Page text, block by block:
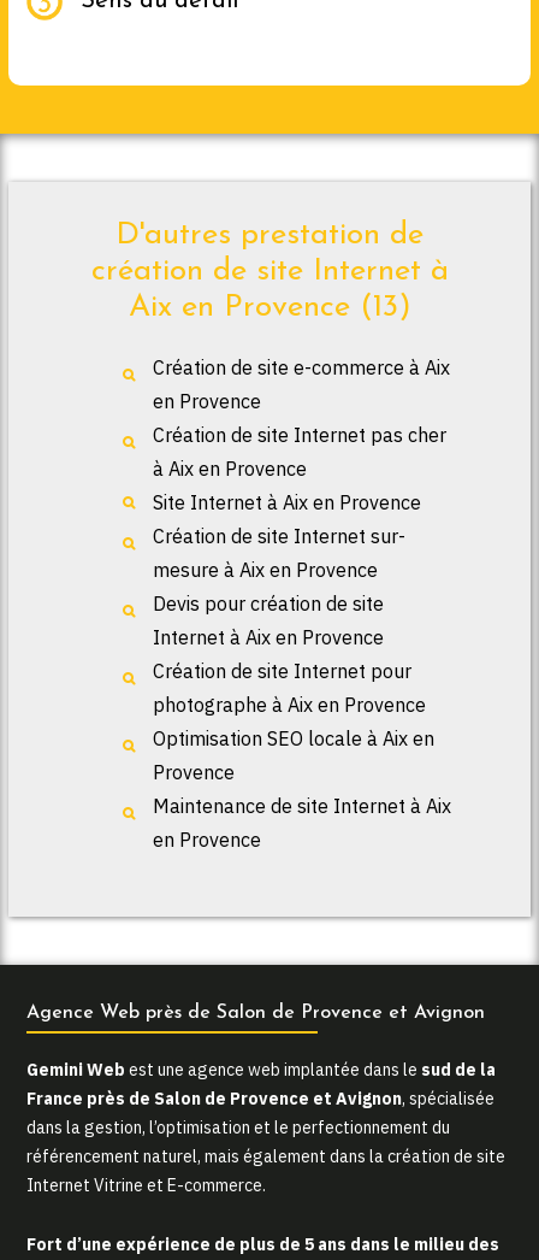
D'autres prestation de
création de site Internet à
Aix en Provence (13)
Création de site e-commerce à Aix
en Provence
Création de site Internet pas cher
à Aix en Provence
Site Internet à Aix en Provence
Création de site Internet sur-
mesure à Aix en Provence
Devis pour création de site
Internet à Aix en Provence
Création de site Internet pour
photographe à Aix en Provence
Optimisation SEO locale à Aix en
Provence
Maintenance de site Internet à Aix
en Provence
Agence Web près de Salon de Provence et Avignon
Gemini Web est une agence web implantée dans le sud de la
France près de Salon de Provence et Avignon, spécialisée
dans la gestion, l’optimisation et le perfectionnement du
référencement naturel, mais également dans la création de site
Internet Vitrine et E-commerce.
Fort d’une expérience de plus de 5 ans dans le milieu des